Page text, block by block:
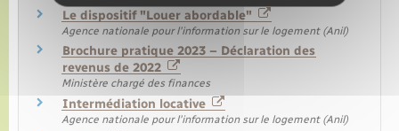
Le dispositif "Louer abordable"
Agence nationale pour l'information sur le logement (Anil)
Brochure pratique 2023 – Déclaration des
revenus de 2022
Ministère chargé des finances
Intermédiation locative
Agence nationale pour l'information sur le logement (Anil)